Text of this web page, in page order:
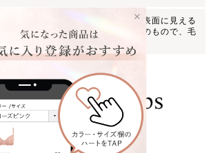
をより繊細に表現することができ、表面に見える
い糸はシャーリングによるデザインのもので、毛
やほつれではありません。
こちら